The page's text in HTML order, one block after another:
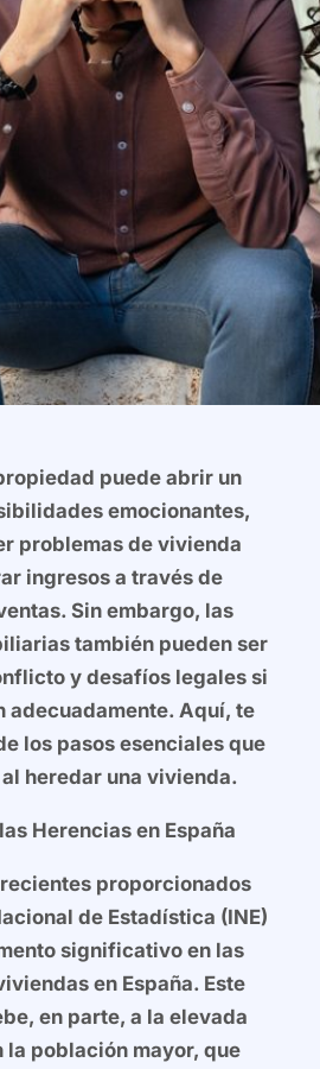
puede abrir un
emocionantes,
problemas de vivienda
ingresos a través de
Sin embargo, las
también pueden ser
y desafíos legales si
adecuadamente. Aquí, te
los pasos esenciales que
heredar una vivienda.
Herencias en España
proporcionados
de Estadística (INE)
significativo en las
en España. Este
en parte, a la elevada
la población mayor, que